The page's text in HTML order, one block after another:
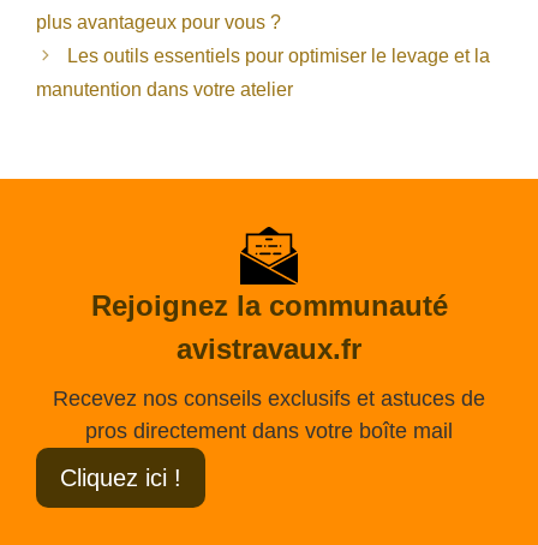
plus avantageux pour vous ?
Les outils essentiels pour optimiser le levage et la
manutention dans votre atelier
Rejoignez la communauté
avistravaux.fr
Recevez nos conseils exclusifs et astuces de
pros directement dans votre boîte mail
Cliquez ici !